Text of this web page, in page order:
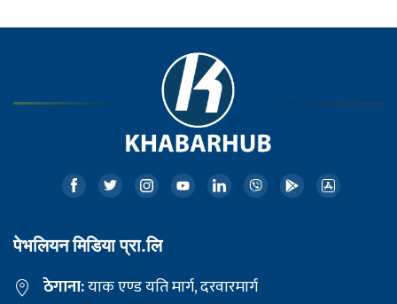
पेभलियन मिडिया प्रा.लि
ठेगाना:याक एण्ड यति मार्ग, दरवारमार्ग